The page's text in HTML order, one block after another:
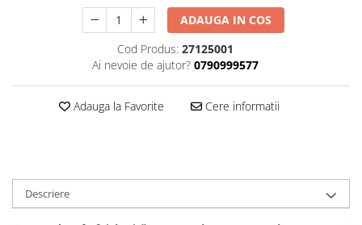
ADAUGA IN COS
Cod Produs: 27125001
Ai nevoie de ajutor? 0790999577
Adauga la Favorite Cere informatii
Descriere